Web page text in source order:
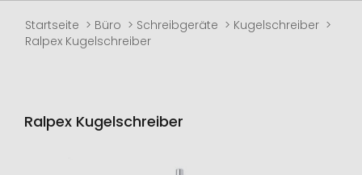
Startseite Büro Schreibgeräte
Kugelschreiber
Ralpex Kugelschreiber
Ralpex Kugelschreiber